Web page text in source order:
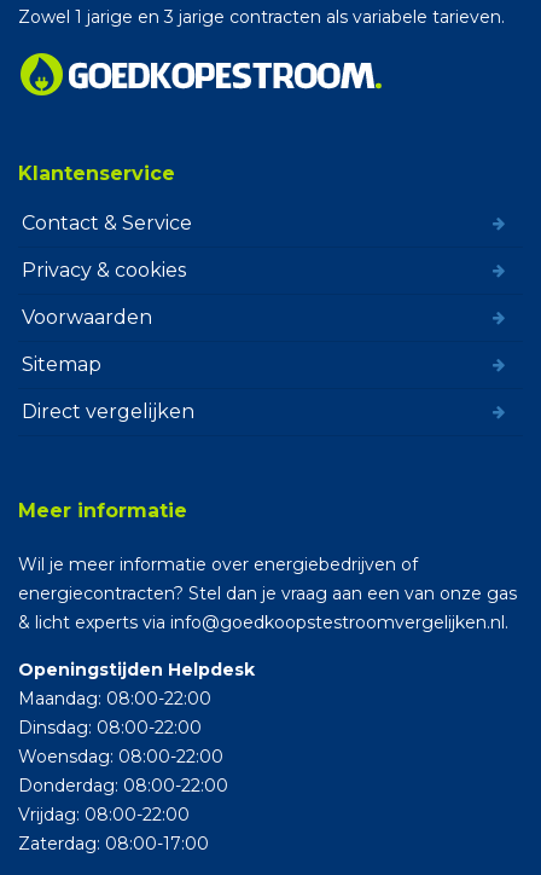
Zowel 1 jarige en 3 jarige contracten als variabele tarieven.
Klantenservice
Contact & Service
Privacy & cookies
Voorwaarden
Sitemap
Direct vergelijken
Meer informatie
Wil je meer informatie over energiebedrijven of
energiecontracten? Stel dan je vraag aan een van onze gas
& licht experts via info@goedkoopstestroomvergelijken.nl.
Openingstijden Helpdesk
Maandag: 08:00-22:00
Dinsdag: 08:00-22:00
Woensdag: 08:00-22:00
Donderdag: 08:00-22:00
Vrijdag: 08:00-22:00
Zaterdag: 08:00-17:00